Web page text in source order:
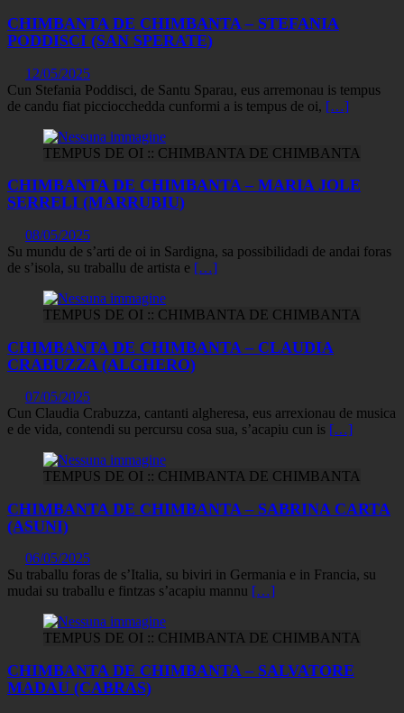
CHIMBANTA DE CHIMBANTA – STEFANIA
PODDISCI (SAN SPERATE)
12/05/2025
Cun Stefania Poddisci, de Santu Sparau, eus arremonau is tempus
de candu fiat picciocchedda cunformi a is tempus de oi, […]
TEMPUS DE OI :: CHIMBANTA DE CHIMBANTA
CHIMBANTA DE CHIMBANTA – MARIA JOLE
SERRELI (MARRUBIU)
08/05/2025
Su mundu de s’arti de oi in Sardigna, sa possibilidadi de andai foras
de s’isola, su traballu de artista e […]
TEMPUS DE OI :: CHIMBANTA DE CHIMBANTA
CHIMBANTA DE CHIMBANTA – CLAUDIA
CRABUZZA (ALGHERO)
07/05/2025
Cun Claudia Crabuzza, cantanti algheresa, eus arrexionau de musica
e de vida, contendi su percursu cosa sua, s’acapiu cun is […]
TEMPUS DE OI :: CHIMBANTA DE CHIMBANTA
CHIMBANTA DE CHIMBANTA – SABRINA CARTA
(ASUNI)
06/05/2025
Su traballu foras de s’Italia, su biviri in Germania e in Francia, su
mudai su traballu e fintzas s’acapiu mannu […]
TEMPUS DE OI :: CHIMBANTA DE CHIMBANTA
CHIMBANTA DE CHIMBANTA – SALVATORE
MADAU (CABRAS)